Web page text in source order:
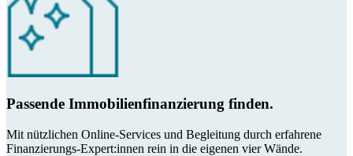
Passende Immobilienfinanzierung finden.
Mit nützlichen Online-Services und Begleitung durch erfahrene
Finanzierungs-Expert:innen rein in die eigenen vier Wände.